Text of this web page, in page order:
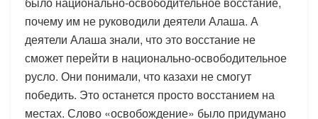
почему им не руководили деятели Алаша. А
деятели Алаша знали, что это восстание не
сможет перейти в национально-освободительное
русло. Они понимали, что казахи не смогут
победить. Это останется просто восстанием на
местах. Слово «освобождение» было придумано